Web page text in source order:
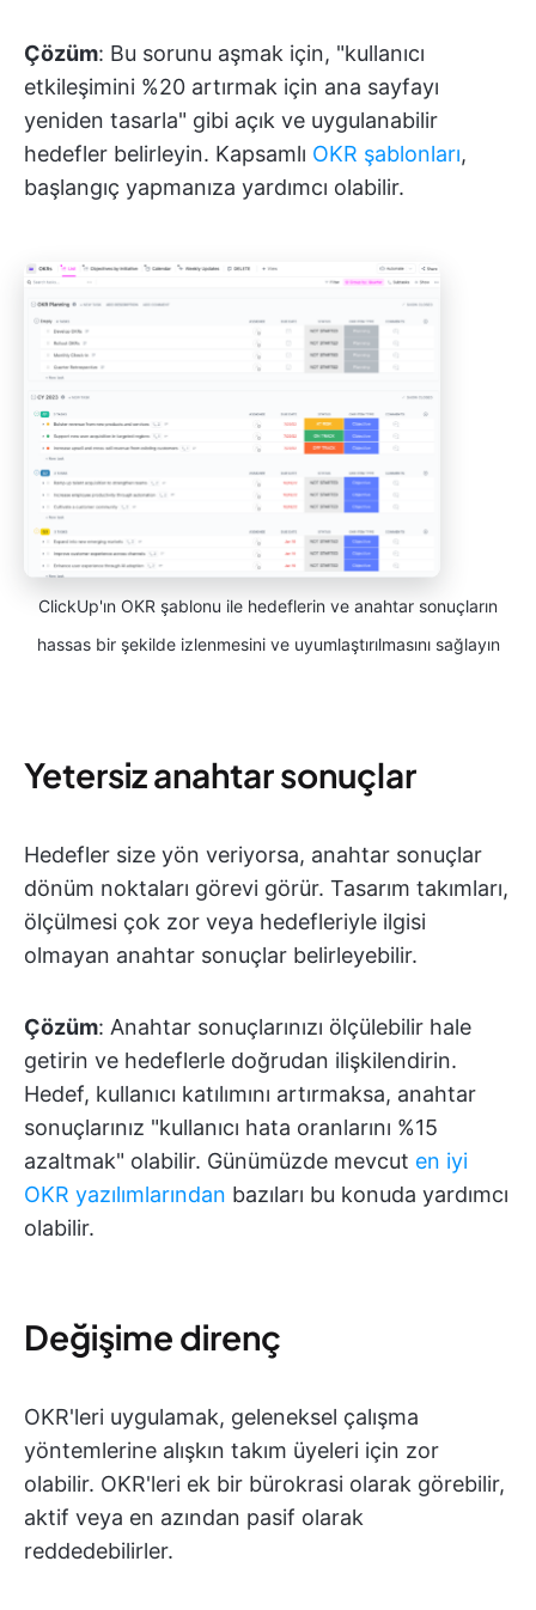
Çözüm: Bu sorunu aşmak için, "kullanıcı
etkileşimini %20 artırmak için ana sayfayı
yeniden tasarla" gibi açık ve uygulanabilir
hedefler belirleyin. Kapsamlı OKR şablonları,
başlangıç yapmanıza yardımcı olabilir.
ClickUp'ın OKR şablonu ile hedeflerin ve anahtar sonuçların
hassas bir şekilde izlenmesini ve uyumlaştırılmasını sağlayın
Yetersiz anahtar sonuçlar
Hedefler size yön veriyorsa, anahtar sonuçlar
dönüm noktaları görevi görür. Tasarım takımları,
ölçülmesi çok zor veya hedefleriyle ilgisi
olmayan anahtar sonuçlar belirleyebilir.
Çözüm: Anahtar sonuçlarınızı ölçülebilir hale
getirin ve hedeflerle doğrudan ilişkilendirin.
Hedef, kullanıcı katılımını artırmaksa, anahtar
sonuçlarınız "kullanıcı hata oranlarını %15
azaltmak" olabilir. Günümüzde mevcut en iyi
OKR yazılımlarından bazıları bu konuda yardımcı
olabilir.
Değişime direnç
OKR'leri uygulamak, geleneksel çalışma
yöntemlerine alışkın takım üyeleri için zor
olabilir. OKR'leri ek bir bürokrasi olarak görebilir,
aktif veya en azından pasif olarak
reddedebilirler.